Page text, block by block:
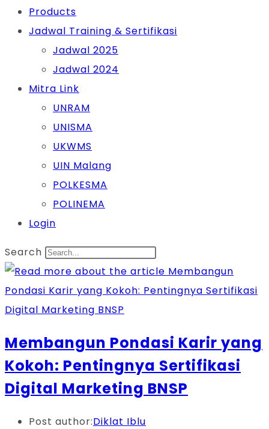
Products
Jadwal Training & Sertifikasi
Jadwal 2025
Jadwal 2024
Mitra Link
UNRAM
UNISMA
UKWMS
UIN Malang
POLKESMA
POLINEMA
Login
Search
Membangun Pondasi Karir yang
Kokoh: Pentingnya Sertifikasi
Digital Marketing BNSP
Post author:Diklat Iblu